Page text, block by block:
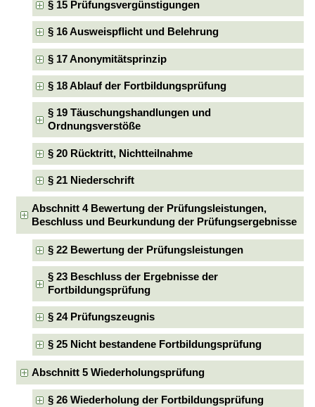
§ 15 Prüfungsvergünstigungen
§ 16 Ausweispflicht und Belehrung
§ 17 Anonymitätsprinzip
§ 18 Ablauf der Fortbildungsprüfung
§ 19 Täuschungshandlungen und
Ordnungsverstöße
§ 20 Rücktritt, Nichtteilnahme
§ 21 Niederschrift
Abschnitt 4 Bewertung der Prüfungsleistungen,
Beschluss und Beurkundung der Prüfungsergebnisse
§ 22 Bewertung der Prüfungsleistungen
§ 23 Beschluss der Ergebnisse der
Fortbildungsprüfung
§ 24 Prüfungszeugnis
§ 25 Nicht bestandene Fortbildungsprüfung
Abschnitt 5 Wiederholungsprüfung
§ 26 Wiederholung der Fortbildungsprüfung